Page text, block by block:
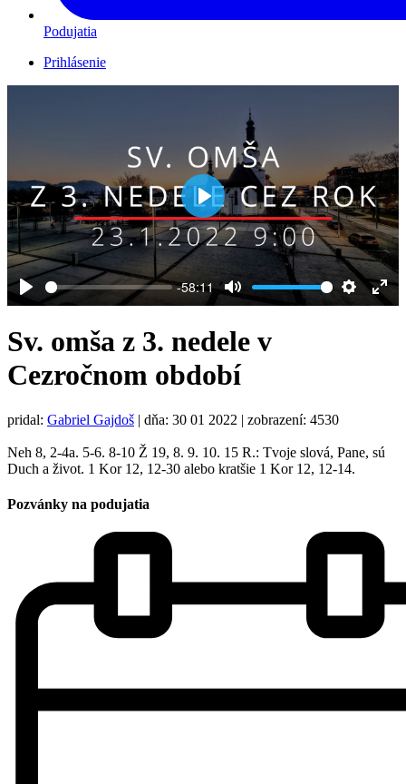
Podujatia
Prihlásenie
Play
-58:11
Mute Settings
Play
Sv. omša z 3. nedele v
Cezročnom období
pridal: Gabriel Gajdoš | dňa: 30 01 2022 | zobrazení: 4530
Neh 8, 2-4a. 5-6. 8-10 Ž 19, 8. 9. 10. 15 R.: Tvoje slová, Pane, sú
Duch a život. 1 Kor 12, 12-30 alebo kratšie 1 Kor 12, 12-14.
Pozvánky na podujatia